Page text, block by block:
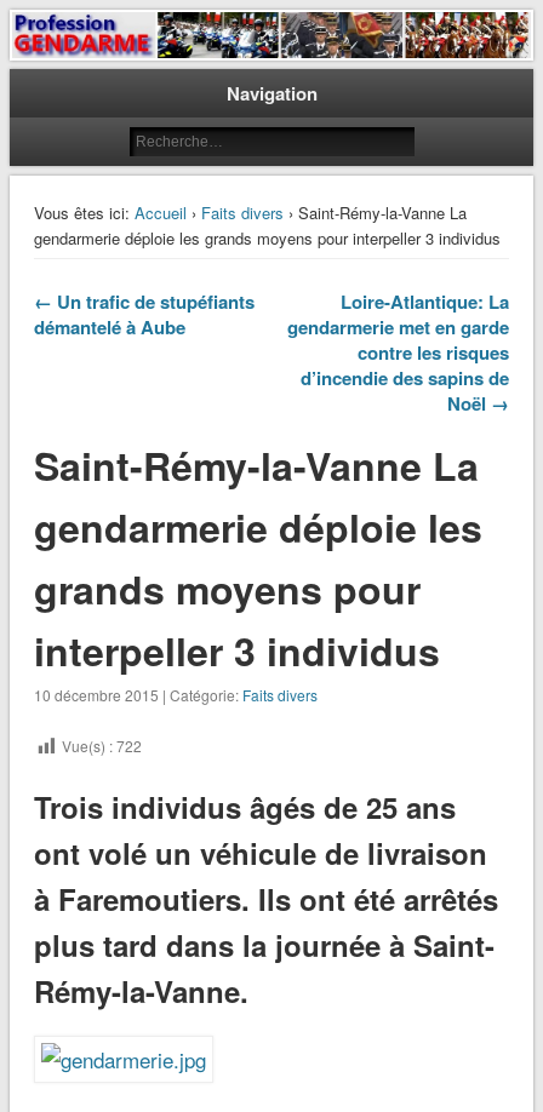
Profession Gendarme
Le journal des gendarmes
Navigation
Vous êtes ici: Accueil › Faits divers › Saint-Rémy-la-Vanne La
gendarmerie déploie les grands moyens pour interpeller 3 individus
← Un trafic de stupéfiants
démantelé à Aube
Loire-Atlantique: La
gendarmerie met en garde
contre les risques
d’incendie des sapins de
Noël →
Saint-Rémy-la-Vanne La
gendarmerie déploie les
grands moyens pour
interpeller 3 individus
10 décembre 2015 | Catégorie: Faits divers
Vue(s) :722
Trois individus âgés de 25 ans
ont volé un véhicule de livraison
à Faremoutiers. Ils ont été arrêtés
plus tard dans la journée à Saint-
Rémy-la-Vanne.